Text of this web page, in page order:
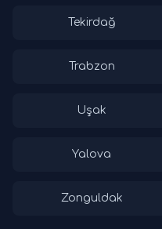
Tekirdağ
Trabzon
Uşak
Yalova
Zonguldak